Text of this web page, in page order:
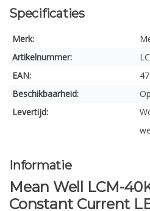
Specificaties
Merk:
Artikelnummer:
EAN:
Beschikbaarheid:
Levertijd:
Informatie
Mean Well LCM-
Constant Current